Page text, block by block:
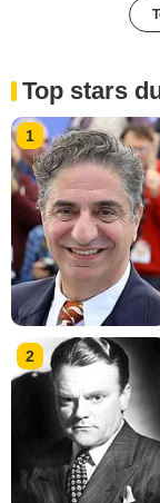
Top stars
1
2